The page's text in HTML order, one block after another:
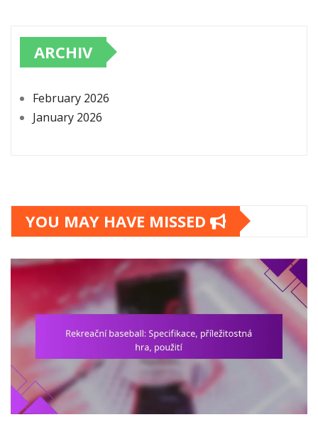
ARCHIV
February 2026
January 2026
YOU MAY HAVE MISSED